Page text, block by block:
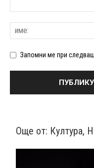
Запомни ме при
Още от: Култура,